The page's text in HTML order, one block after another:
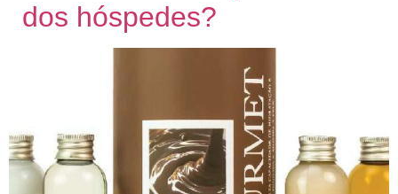
dos hóspedes?